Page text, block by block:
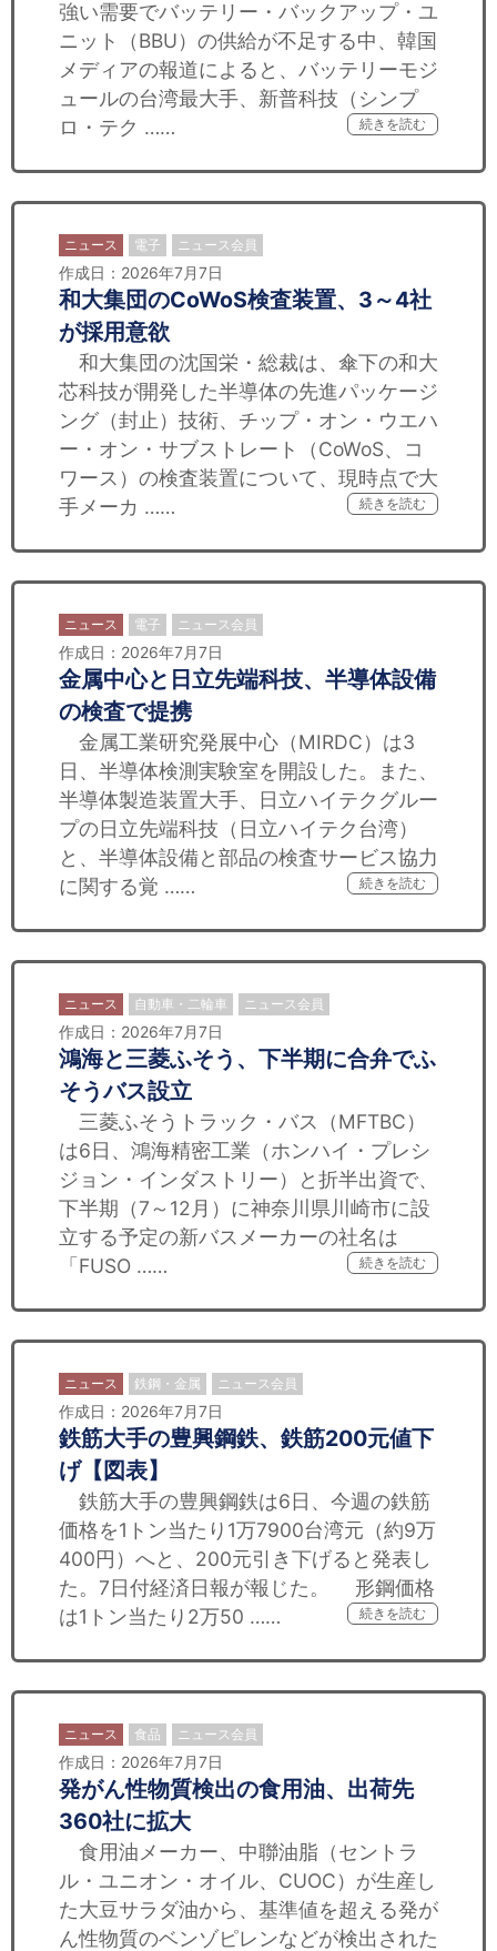
強い需要でバッテリー・バックアップ・ユ
ニット（BBU）の供給が不足する中、韓国
メディアの報道によると、バッテリーモジ
ュールの台湾最大手、新普科技（シンプ
ロ・テク ……
続きを読む
ニュース 電子 ニュース会員
作成日：2026年7月7日
和大集団のCoWoS検査装置、3～4社
が採用意欲
和大集団の沈国栄・総裁は、傘下の和大
芯科技が開発した半導体の先進パッケージ
ング（封止）技術、チップ・オン・ウエハ
ー・オン・サブストレート（CoWoS、コ
ワース）の検査装置について、現時点で大
手メーカ ……
続きを読む
ニュース 電子 ニュース会員
作成日：2026年7月7日
金属中心と日立先端科技、半導体設備
の検査で提携
金属工業研究発展中心（MIRDC）は3
日、半導体検測実験室を開設した。また、
半導体製造装置大手、日立ハイテクグルー
プの日立先端科技（日立ハイテク台湾）
と、半導体設備と部品の検査サービス協力
に関する覚 ……
続きを読む
ニュース 自動車・二輪車 ニュース会員
作成日：2026年7月7日
鴻海と三菱ふそう、下半期に合弁でふ
そうバス設立
三菱ふそうトラック・バス（MFTBC）
は6日、鴻海精密工業（ホンハイ・プレシ
ジョン・インダストリー）と折半出資で、
下半期（7～12月）に神奈川県川崎市に設
立する予定の新バスメーカーの社名は
「FUSO ……
続きを読む
ニュース 鉄鋼・金属 ニュース会員
作成日：2026年7月7日
鉄筋大手の豊興鋼鉄、鉄筋200元値下
げ【図表】
鉄筋大手の豊興鋼鉄は6日、今週の鉄筋
価格を1トン当たり1万7900台湾元（約9万
400円）へと、200元引き下げると発表し
た。7日付経済日報が報じた。 形鋼価格
は1トン当たり2万50 ……
続きを読む
ニュース 食品 ニュース会員
作成日：2026年7月7日
発がん性物質検出の食用油、出荷先
360社に拡大
食用油メーカー、中聯油脂（セントラ
ル・ユニオン・オイル、CUOC）が生産し
た大豆サラダ油から、基準値を超える発が
ん性物質のベンゾピレンなどが検出された